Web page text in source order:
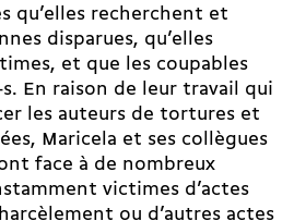
qu’elles recherchent et
disparues, qu’elles
et que les coupables
En raison de leur travail qui
les auteurs de tortures et
Maricela et ses collègues
face à de nombreux
victimes d’actes
ou d’autres actes